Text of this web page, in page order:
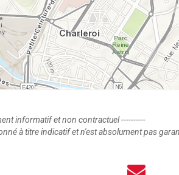
informatif et non contractuel ----------
à titre indicatif et n'est absolument pas